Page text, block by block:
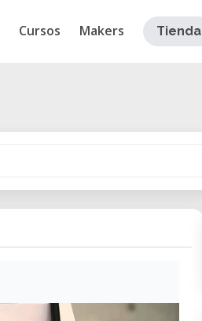
Cursos Makers Tienda